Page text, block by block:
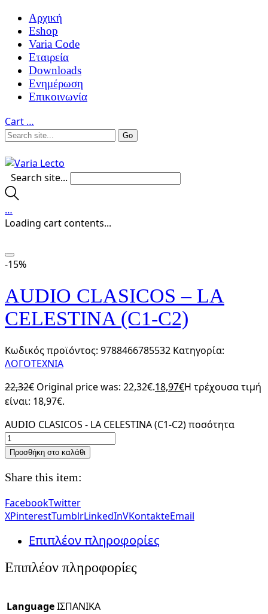
Αρχική
Eshop
Varia Code
Εταιρεία
Downloads
Ενημέρωση
Επικοινωνία
Cart …
Search site...
…
Loading cart contents...
-15%
AUDIO CLASICOS – LA
CELESTINA (C1-C2)
Κωδικός προϊόντος: 9788466785532 Κατηγορία:
ΛΟΓΟΤΕΧΝΙΑ
22,32€ Original price was: 22,32€.18,97€Η τρέχουσα τιμή
είναι: 18,97€.
AUDIO CLASICOS - LA CELESTINA (C1-C2) ποσότητα
Προσθήκη στο καλάθι
Share this item:
FacebookTwitter
XPinterestTumblrLinkedInVKontakteEmail
Επιπλέον πληροφορίες
Επιπλέον πληροφορίες
LanguageΙΣΠΑΝΙΚΑ